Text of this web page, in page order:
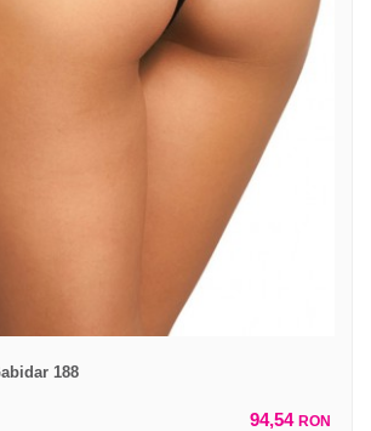
188
94,54 RON